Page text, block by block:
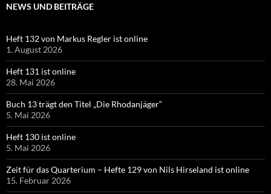
NEWS UND BEITRÄGE
Heft 132 von Markus Regler ist online
1. August 2026
Heft 131 ist online
28. Mai 2026
Buch 13 trägt den Titel „Die Rhodanjäger“
5. Mai 2026
Heft 130 ist online
5. Mai 2026
Zeit für das Quarterium – Hefte 129 von Nils Hirseland ist online
15. Februar 2026